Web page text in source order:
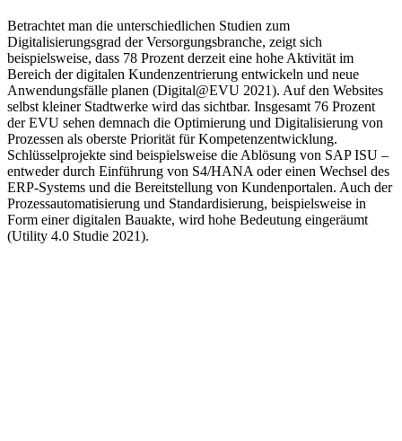
Betrachtet man die unterschiedlichen Studien zum
Digitalisierungsgrad der Versorgungsbranche, zeigt sich
beispielsweise, dass 78 Prozent derzeit eine hohe Aktivität im
Bereich der digitalen Kundenzentrierung entwickeln und neue
Anwendungsfälle planen (Digital@EVU 2021). Auf den Websites
selbst kleiner Stadtwerke wird das sichtbar. Insgesamt 76 Prozent
der EVU sehen demnach die Optimierung und Digitalisierung von
Prozessen als oberste Priorität für Kompetenzentwicklung.
Schlüsselprojekte sind beispielsweise die Ablösung von SAP ISU –
entweder durch Einführung von S4/HANA oder einen Wechsel des
ERP-Systems und die Bereitstellung von Kundenportalen. Auch der
Prozessautomatisierung und Standardisierung, beispielsweise in
Form einer digitalen Bauakte, wird hohe Bedeutung eingeräumt
(Utility 4.0 Studie 2021).